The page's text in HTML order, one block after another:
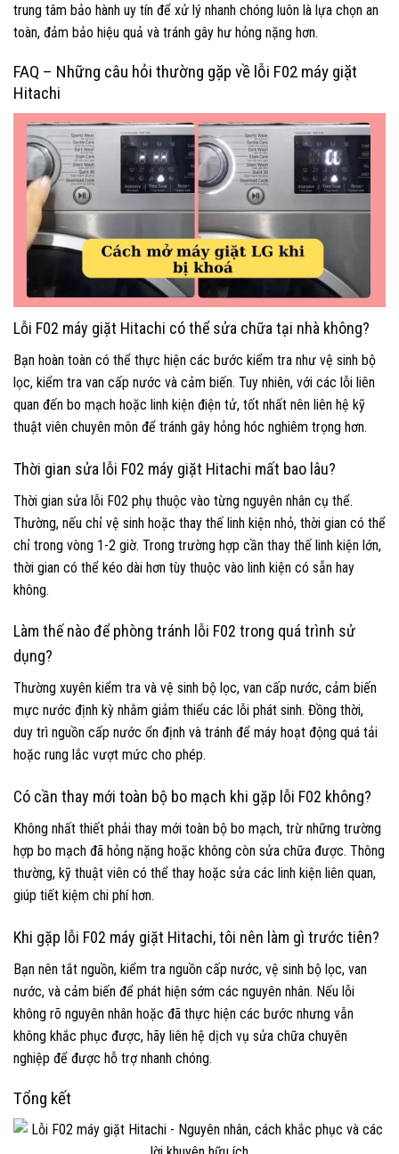
trung tâm bảo hành uy tín để xử lý nhanh chóng luôn là lựa chọn an
toàn, đảm bảo hiệu quả và tránh gây hư hỏng nặng hơn.
FAQ – Những câu hỏi thường gặp về lỗi F02 máy giặt
Hitachi
Lỗi F02 máy giặt Hitachi có thể sửa chữa tại nhà không?
Bạn hoàn toàn có thể thực hiện các bước kiểm tra như vệ sinh bộ
lọc, kiểm tra van cấp nước và cảm biến. Tuy nhiên, với các lỗi liên
quan đến bo mạch hoặc linh kiện điện tử, tốt nhất nên liên hệ kỹ
thuật viên chuyên môn để tránh gây hỏng hóc nghiêm trọng hơn.
Thời gian sửa lỗi F02 máy giặt Hitachi mất bao lâu?
Thời gian sửa lỗi F02 phụ thuộc vào từng nguyên nhân cụ thể.
Thường, nếu chỉ vệ sinh hoặc thay thế linh kiện nhỏ, thời gian có thể
chỉ trong vòng 1-2 giờ. Trong trường hợp cần thay thế linh kiện lớn,
thời gian có thể kéo dài hơn tùy thuộc vào linh kiện có sẵn hay
không.
Làm thế nào để phòng tránh lỗi F02 trong quá trình sử
dụng?
Thường xuyên kiểm tra và vệ sinh bộ lọc, van cấp nước, cảm biến
mực nước định kỳ nhằm giảm thiểu các lỗi phát sinh. Đồng thời,
duy trì nguồn cấp nước ổn định và tránh để máy hoạt động quá tải
hoặc rung lắc vượt mức cho phép.
Có cần thay mới toàn bộ bo mạch khi gặp lỗi F02 không?
Không nhất thiết phải thay mới toàn bộ bo mạch, trừ những trường
hợp bo mạch đã hỏng nặng hoặc không còn sửa chữa được. Thông
thường, kỹ thuật viên có thể thay hoặc sửa các linh kiện liên quan,
giúp tiết kiệm chi phí hơn.
Khi gặp lỗi F02 máy giặt Hitachi, tôi nên làm gì trước tiên?
Bạn nên tắt nguồn, kiểm tra nguồn cấp nước, vệ sinh bộ lọc, van
nước, và cảm biến để phát hiện sớm các nguyên nhân. Nếu lỗi
không rõ nguyên nhân hoặc đã thực hiện các bước nhưng vẫn
không khắc phục được, hãy liên hệ dịch vụ sửa chữa chuyên
nghiệp để được hỗ trợ nhanh chóng.
Tổng kết